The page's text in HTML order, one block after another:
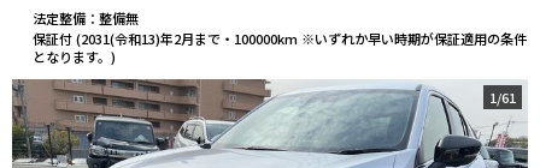
法定整備：整備無
保証付 (2031(令和13)年2月まで・100000km ※いずれか早い時期が保証適用の条件
となります。)
1/61